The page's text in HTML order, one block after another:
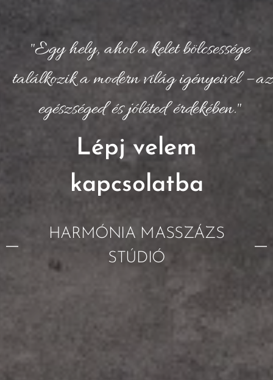
"Egy hely, ahol a kelet bölcsessége
találkozik a modern világ igényeivel – az
egészséged és jóléted érdekében."
Lépj velem
kapcsolatba
HARMÓNIA MASSZÁZS
STÚDIÓ